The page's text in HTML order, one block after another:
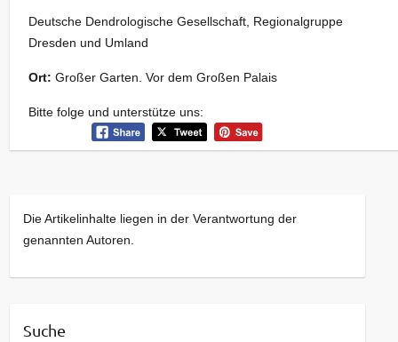
Deutsche Dendrologische Gesellschaft, Regionalgruppe
Dresden und Umland
Ort: Großer Garten. Vor dem Großen Palais
Bitte folge und unterstütze uns:
Die Artikelinhalte liegen in der Verantwortung der
genannten Autoren.
Suche